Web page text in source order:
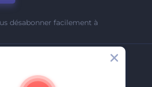
désabonner facilement à
De Nous